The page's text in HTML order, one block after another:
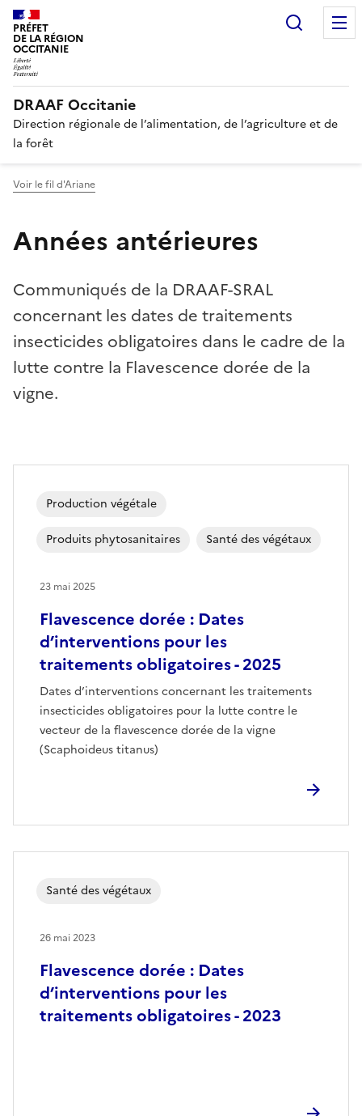
PRÉFET
DE LA RÉGION
OCCITANIE
DRAAF Occitanie
Direction régionale de l’alimentation, de l’agriculture et de
la forêt
Voir le fil d'Ariane
Années antérieures
Communiqués de la DRAAF-SRAL
concernant les dates de traitements
insecticides obligatoires dans le cadre de la
lutte contre la Flavescence dorée de la
vigne.
Flavescence dorée : Dates
d’interventions pour les
traitements obligatoires - 2025
Dates d’interventions concernant les traitements
insecticides obligatoires pour la lutte contre le
vecteur de la flavescence dorée de la vigne
(Scaphoideus titanus)
Production végétale
Produits phytosanitaires Santé des végétaux
23 mai 2025
Flavescence dorée : Dates
d’interventions pour les
traitements obligatoires - 2023
Santé des végétaux
26 mai 2023